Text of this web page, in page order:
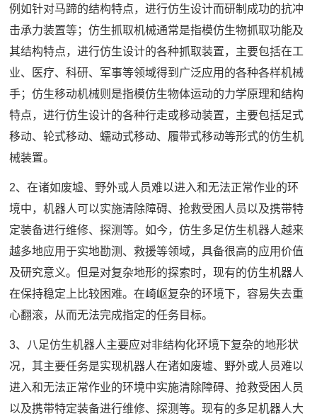
例如针对马蹄的结构特点，进行仿生设计而研制成功的抗冲
击承力装置等；仿生抓取机械通常是指模仿生物抓取功能及
其结构特点，进行仿生设计的各种抓取装置，主要包括在工
业、医疗、科研、军事等领域得到广泛应用的各种各样机械
手；仿生移动机械则是指模仿生物体运动的力学原理和结构
特点，进行仿生设计的各种行走或移动装置，主要包括足式
移动、轮式移动、蠕动式移动、履带式移动等形式的仿生机
械装置。
2、在诸如废墟、野外或人员难以进入和无法正常作业的环
境中，机器人可以实施清除障碍、抢救受困人员以及携带特
定装备进行维修、探测等。如今，仿生多足仿生机器人越来
越多地应用于实地勘测、救援等领域，具备很高的应用价值
及研究意义。但是对复杂地形的探索时，现有的仿生机器人
在保持稳定上比较困难。在崎岖复杂的环境下，容易失去重
心翻滚，从而无法完成指定的任务目标。
3、八足仿生机器人主要应对非结构化环境下复杂的地形状
况，其主要任务是实现机器人在诸如废墟、野外或人员难以
进入和无法正常作业的环境中实施清除障碍、抢救受困人员
以及携带特定装备进行维修、探测等。现有的多足机器人大